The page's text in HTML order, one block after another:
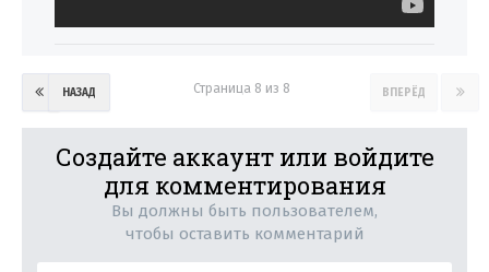
НАЗАД ВПЕРЁД
Страница 8 из 8
Создайте аккаунт или войдите
для комментирования
Вы должны быть пользователем,
чтобы оставить комментарий